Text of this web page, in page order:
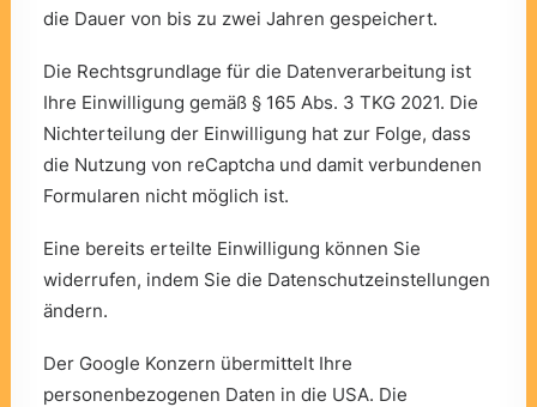
die Dauer von bis zu zwei Jahren gespeichert.
Die Rechtsgrundlage für die Datenverarbeitung ist
Ihre Einwilligung gemäß § 165 Abs. 3 TKG 2021. Die
Nichterteilung der Einwilligung hat zur Folge, dass
die Nutzung von reCaptcha und damit verbundenen
Formularen nicht möglich ist.
Eine bereits erteilte Einwilligung können Sie
widerrufen, indem Sie die Datenschutzeinstellungen
ändern.
Der Google Konzern übermittelt Ihre
personenbezogenen Daten in die USA. Die